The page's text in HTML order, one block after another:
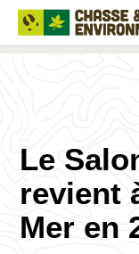
Le
revient
Mer en